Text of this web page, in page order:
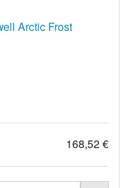
Arctic Frost
168,52 €